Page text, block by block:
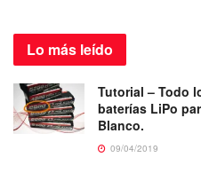
Lo más leído
Tutorial – Todo
baterías LiPo
Blanco.
09/04/2019